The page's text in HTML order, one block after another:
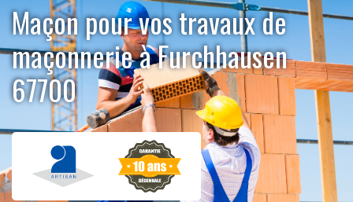
Maçon pour vos travaux de
maçonnerie à Furchhausen
67700